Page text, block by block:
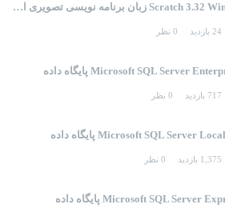
Scratch 3.32 Win/Mac/Android زبان برنامه نویسی تصویری اسکرچ
24 بازدید 0 نظر
717 بازدید 0 نظر
1,375 بازدید 0 نظر